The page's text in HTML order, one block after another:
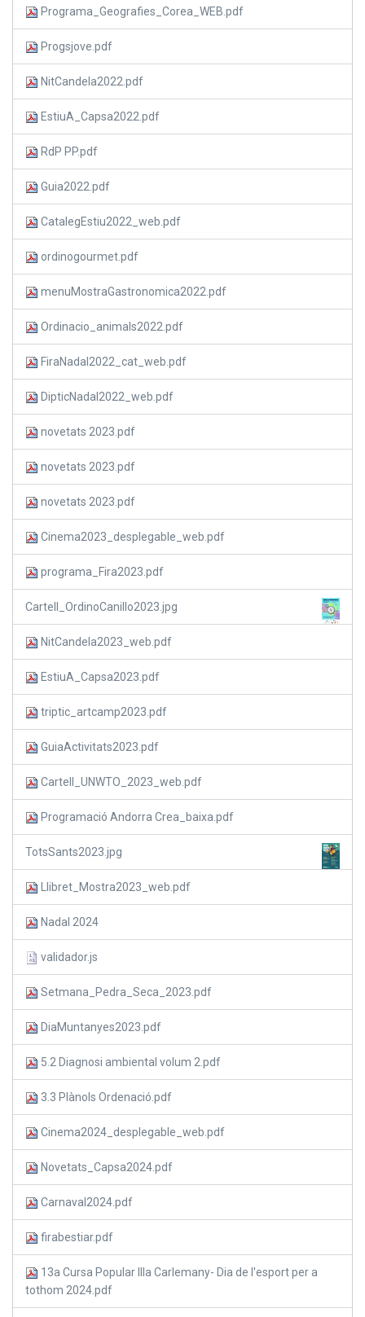
Programa_Geografies_Corea_WEB.pdf
Progsjove.pdf
NitCandela2022.pdf
EstiuA_Capsa2022.pdf
RdP PP.pdf
Guia2022.pdf
CatalegEstiu2022_web.pdf
ordinogourmet.pdf
menuMostraGastronomica2022.pdf
Ordinacio_animals2022.pdf
FiraNadal2022_cat_web.pdf
DipticNadal2022_web.pdf
novetats 2023.pdf
novetats 2023.pdf
novetats 2023.pdf
Cinema2023_desplegable_web.pdf
programa_Fira2023.pdf
Cartell_OrdinoCanillo2023.jpg
NitCandela2023_web.pdf
EstiuA_Capsa2023.pdf
triptic_artcamp2023.pdf
GuiaActivitats2023.pdf
Cartell_UNWTO_2023_web.pdf
Programació Andorra Crea_baixa.pdf
TotsSants2023.jpg
Llibret_Mostra2023_web.pdf
Nadal 2024
validador.js
Setmana_Pedra_Seca_2023.pdf
DiaMuntanyes2023.pdf
5.2 Diagnosi ambiental volum 2.pdf
3.3 Plànols Ordenació.pdf
Cinema2024_desplegable_web.pdf
Novetats_Capsa2024.pdf
Carnaval2024.pdf
firabestiar.pdf
13a Cursa Popular Illa Carlemany- Dia de l'esport per a
tothom 2024.pdf